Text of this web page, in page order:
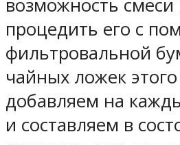
возможность смеси
процедить его с
фильтровальной
чайных ложек
добавляем на
и составляем в